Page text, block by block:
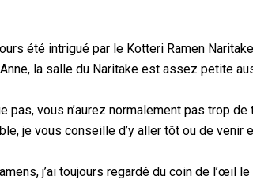
été intrigué par le Kotteri Ramen
la salle du Naritake est assez petite
vous n’aurez normalement pas trop de
je vous conseille d’y aller tôt ou de venir
j’ai toujours regardé du coin de l’œil